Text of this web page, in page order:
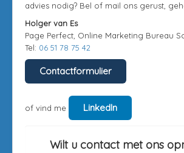
advies nodig? Bel of mail ons gerust,
Holger van Es
Page Perfect, Online Marketing Bureau
Tel: 06 51 78 75 42
Contactformulier
of vind me LinkedIn
Wilt u contact met ons